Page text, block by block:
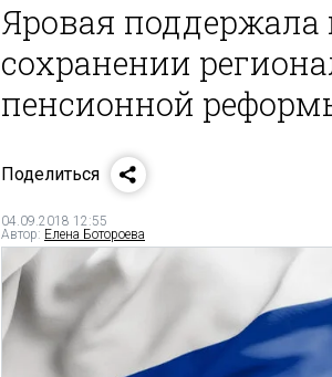
Яровая
сохранении
пенсионной
Поделиться
04.09.2018 12:55
Автор: Елена Ботороева